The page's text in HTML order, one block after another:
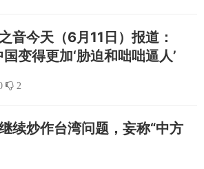
音今天（6月11日）报道：
变得更加‘胁迫和咄咄逼人’
2
续炒作台湾问题，妄称“中方